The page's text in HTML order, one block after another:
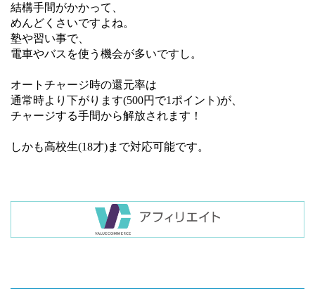
結構手間がかかって、
めんどくさいですよね。
塾や習い事で、
電車やバスを使う機会が多いですし。
オートチャージ時の還元率は
通常時より下がります(500円で1ポイント)が、
チャージする手間から解放されます！
しかも高校生(18才)まで対応可能です。